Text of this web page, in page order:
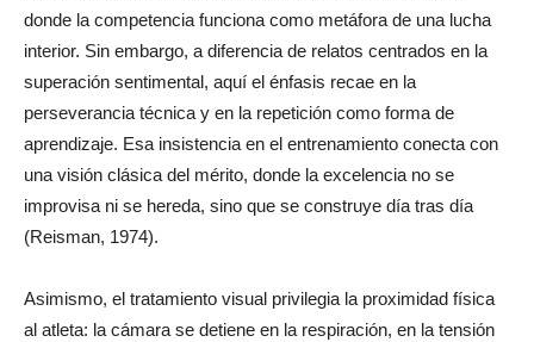
donde la competencia funciona como metáfora de una lucha
interior. Sin embargo, a diferencia de relatos centrados en la
superación sentimental, aquí el énfasis recae en la
perseverancia técnica y en la repetición como forma de
aprendizaje. Esa insistencia en el entrenamiento conecta con
una visión clásica del mérito, donde la excelencia no se
improvisa ni se hereda, sino que se construye día tras día
(Reisman, 1974).
Asimismo, el tratamiento visual privilegia la proximidad física
al atleta: la cámara se detiene en la respiración, en la tensión